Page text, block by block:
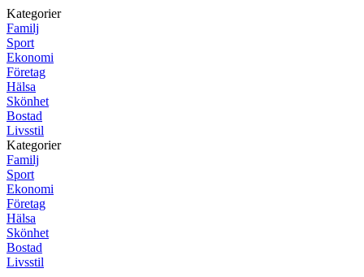
Kategorier
Familj
Sport
Ekonomi
Företag
Hälsa
Skönhet
Bostad
Livsstil
Kategorier
Familj
Sport
Ekonomi
Företag
Hälsa
Skönhet
Bostad
Livsstil